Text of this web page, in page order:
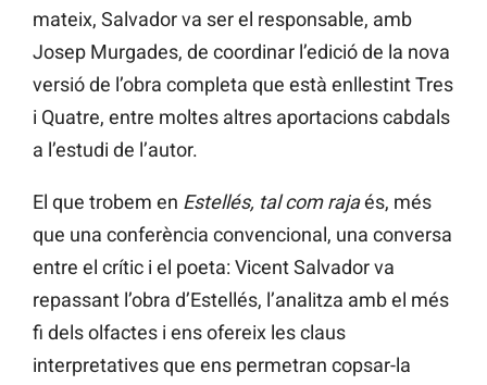
mateix, Salvador va ser el responsable, amb
Josep Murgades, de coordinar l’edició de la nova
versió de l’obra completa que està enllestint Tres
i Quatre, entre moltes altres aportacions cabdals
a l’estudi de l’autor.
El que trobem en Estellés, tal com rajaés, més
que una conferència convencional, una conversa
entre el crític i el poeta: Vicent Salvador va
repassant l’obra d’Estellés, l’analitza amb el més
fi dels olfactes i ens ofereix les claus
interpretatives que ens permetran copsar-la